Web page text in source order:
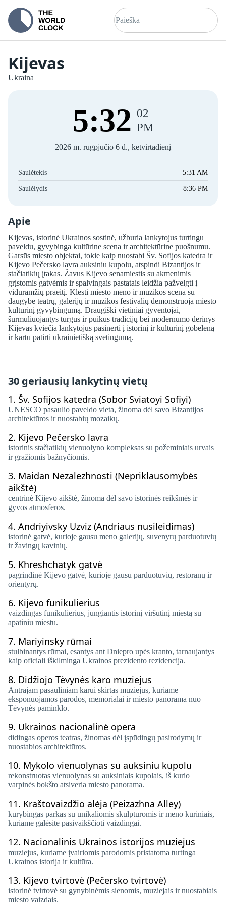
Kijevas
Ukraina
5:32 02
PM
2026 m. rugpjūčio 6 d., ketvirtadienį
Saulėtekis 5:31 AM
Saulėlydis 8:36 PM
Apie
Kijevas, istorinė Ukrainos sostinė, užburia lankytojus turtingu
paveldu, gyvybinga kultūrine scena ir architektūrine puošnumu.
Garsūs miesto objektai, tokie kaip nuostabi Šv. Sofijos katedra ir
Kijevo Pečersko lavra auksiniu kupolu, atspindi Bizantijos ir
stačiatikių įtakas. Žavus Kijevo senamiestis su akmenimis
grįstomis gatvėmis ir spalvingais pastatais leidžia pažvelgti į
viduramžių praeitį. Klesti miesto meno ir muzikos scena su
daugybe teatrų, galerijų ir muzikos festivalių demonstruoja miesto
kultūrinį gyvybingumą. Draugiški vietiniai gyventojai,
šurmuliuojantys turgūs ir puikus tradicijų bei modernumo derinys
Kijevas kviečia lankytojus pasinerti į istorinį ir kultūrinį gobeleną
ir kartu patirti ukrainietišką svetingumą.
30 geriausių lankytinų vietų
1. Šv. Sofijos katedra (Sobor Sviatoyi Sofiyi)
UNESCO pasaulio paveldo vieta, žinoma dėl savo Bizantijos
architektūros ir nuostabių mozaikų.
2. Kijevo Pečersko lavra
istorinis stačiatikių vienuolyno kompleksas su požeminiais urvais
ir gražiomis bažnyčiomis.
3. Maidan Nezalezhnosti (Nepriklausomybės
aikštė)
centrinė Kijevo aikštė, žinoma dėl savo istorinės reikšmės ir
gyvos atmosferos.
4. Andriyivsky Uzviz (Andriaus nusileidimas)
istorinė gatvė, kurioje gausu meno galerijų, suvenyrų parduotuvių
ir žavingų kavinių.
5. Khreshchatyk gatvė
pagrindinė Kijevo gatvė, kurioje gausu parduotuvių, restoranų ir
orientyrų.
6. Kijevo funikulierius
vaizdingas funikulierius, jungiantis istorinį viršutinį miestą su
apatiniu miestu.
7. Mariyinsky rūmai
stulbinantys rūmai, esantys ant Dniepro upės kranto, tarnaujantys
kaip oficiali iškilminga Ukrainos prezidento rezidencija.
8. Didžiojo Tėvynės karo muziejus
Antrajam pasauliniam karui skirtas muziejus, kuriame
eksponuojamos parodos, memorialai ir miesto panorama nuo
Tėvynės paminklo.
9. Ukrainos nacionalinė opera
didingas operos teatras, žinomas dėl įspūdingų pasirodymų ir
nuostabios architektūros.
10. Mykolo vienuolynas su auksiniu kupolu
rekonstruotas vienuolynas su auksiniais kupolais, iš kurio
varpinės bokšto atsiveria miesto panorama.
11. Kraštovaizdžio alėja (Peizazhna Alley)
kūrybingas parkas su unikaliomis skulptūromis ir meno kūriniais,
kuriame galėsite pasivaikščioti vaizdingai.
12. Nacionalinis Ukrainos istorijos muziejus
muziejus, kuriame įvairiomis parodomis pristatoma turtinga
Ukrainos istorija ir kultūra.
13. Kijevo tvirtovė (Pečersko tvirtovė)
istorinė tvirtovė su gynybinėmis sienomis, muziejais ir nuostabiais
miesto vaizdais.